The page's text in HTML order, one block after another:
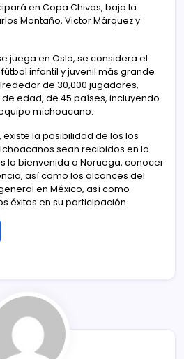
en Copa Chivas, bajo la
Montaño, Victor Márquez y
juega en Oslo, se considera el
infantil y juvenil más grande
de 30,000 jugadores,
de edad, de 45 países, incluyendo
michoacano.
la posibilidad de los los
sean recibidos en la
la bienvenida a Noruega, conocer
así como los alcances del
en México, así como
éxitos en su participación.
p
ar
tir